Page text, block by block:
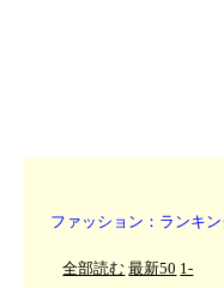
ファッション：ランキ
全部読む 最新50 1-